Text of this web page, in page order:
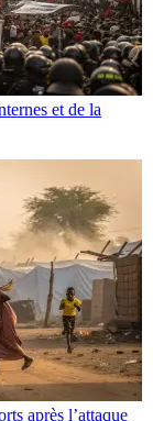
et de la
après l’attaque